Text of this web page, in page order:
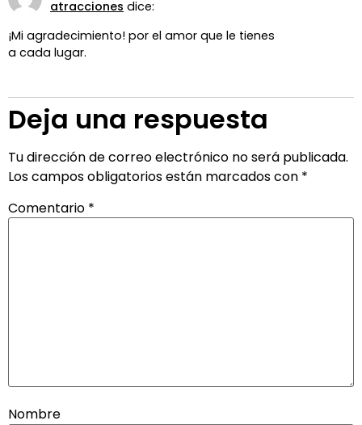
atracciones dice:
¡Mi agradecimiento! por el amor que le tienes
a cada lugar.
Deja una respuesta
Tu dirección de correo electrónico no será publicada.
Los campos obligatorios están marcados con *
Comentario *
Nombre